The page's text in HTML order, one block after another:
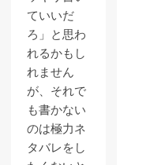
ていいだ
ろ」と思わ
れるかもし
れません
が、それで
も書かない
のは極力ネ
タバレをし